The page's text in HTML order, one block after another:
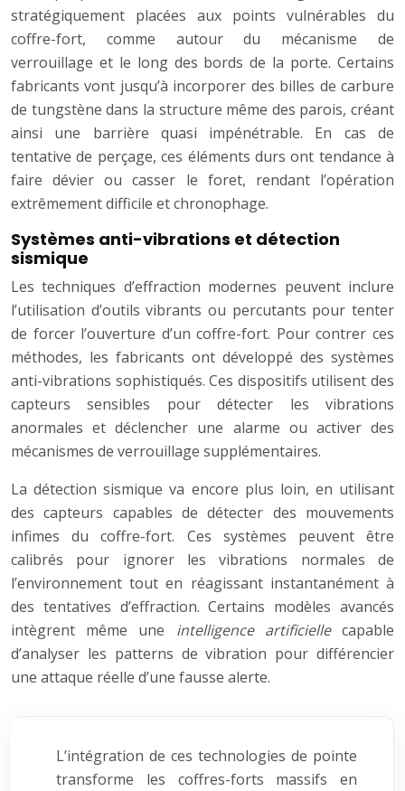
stratégiquement placées aux points vulnérables du
coffre-fort, comme autour du mécanisme de
verrouillage et le long des bords de la porte. Certains
fabricants vont jusqu’à incorporer des billes de carbure
de tungstène dans la structure même des parois, créant
ainsi une barrière quasi impénétrable. En cas de
tentative de perçage, ces éléments durs ont tendance à
faire dévier ou casser le foret, rendant l’opération
extrêmement difficile et chronophage.
Systèmes anti-vibrations et détection
sismique
Les techniques d’effraction modernes peuvent inclure
l’utilisation d’outils vibrants ou percutants pour tenter
de forcer l’ouverture d’un coffre-fort. Pour contrer ces
méthodes, les fabricants ont développé des systèmes
anti-vibrations sophistiqués. Ces dispositifs utilisent des
capteurs sensibles pour détecter les vibrations
anormales et déclencher une alarme ou activer des
mécanismes de verrouillage supplémentaires.
La détection sismique va encore plus loin, en utilisant
des capteurs capables de détecter des mouvements
infimes du coffre-fort. Ces systèmes peuvent être
calibrés pour ignorer les vibrations normales de
l’environnement tout en réagissant instantanément à
des tentatives d’effraction. Certains modèles avancés
intègrent même une intelligence artificiellecapable
d’analyser les patterns de vibration pour différencier
une attaque réelle d’une fausse alerte.
L’intégration de ces technologies de pointe
transforme les coffres-forts massifs en